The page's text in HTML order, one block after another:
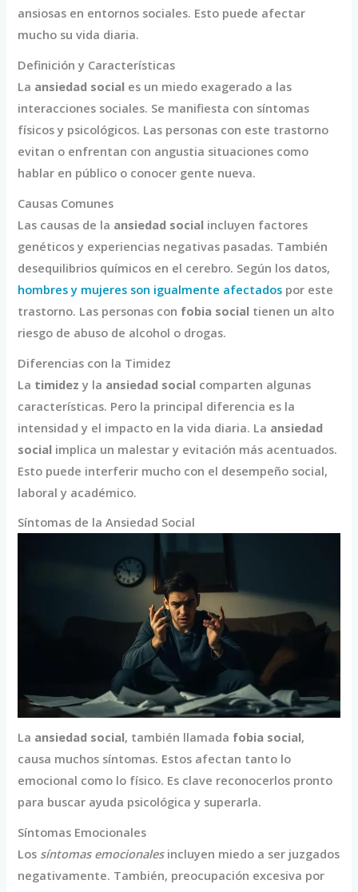
ansiosas en entornos sociales. Esto puede afectar
mucho su vida diaria.
Definición y Características
La ansiedad social es un miedo exagerado a las
interacciones sociales. Se manifiesta con síntomas
físicos y psicológicos. Las personas con este trastorno
evitan o enfrentan con angustia situaciones como
hablar en público o conocer gente nueva.
Causas Comunes
Las causas de la ansiedad social incluyen factores
genéticos y experiencias negativas pasadas. También
desequilibrios químicos en el cerebro. Según los datos,
hombres y mujeres son igualmente afectados por este
trastorno. Las personas con fobia social tienen un alto
riesgo de abuso de alcohol o drogas.
Diferencias con la Timidez
La timidez y la ansiedad social comparten algunas
características. Pero la principal diferencia es la
intensidad y el impacto en la vida diaria. La ansiedad
social implica un malestar y evitación más acentuados.
Esto puede interferir mucho con el desempeño social,
laboral y académico.
Síntomas de la Ansiedad Social
La ansiedad social, también llamada fobia social,
causa muchos síntomas. Estos afectan tanto lo
emocional como lo físico. Es clave reconocerlos pronto
para buscar ayuda psicológica y superarla.
Síntomas Emocionales
Los síntomas emocionalesincluyen miedo a ser juzgados
negativamente. También, preocupación excesiva por